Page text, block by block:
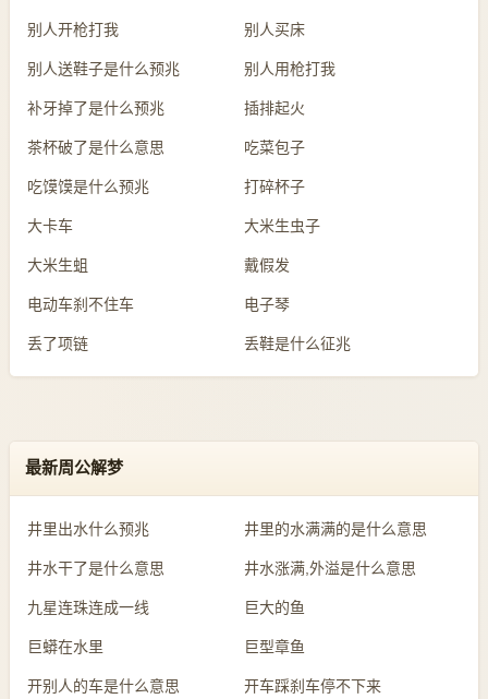
别人开枪打我 别人买床
别人送鞋子是什么预兆 别人用枪打我
补牙掉了是什么预兆 插排起火
茶杯破了是什么意思 吃菜包子
吃馍馍是什么预兆 打碎杯子
大卡车 大米生虫子
大米生蛆 戴假发
电动车刹不住车 电子琴
丢了项链 丢鞋是什么征兆
最新周公解梦
井里出水什么预兆 井里的水满满的是什么意思
井水干了是什么意思 井水涨满,外溢是什么意思
九星连珠连成一线 巨大的鱼
巨蟒在水里 巨型章鱼
开别人的车是什么意思 开车踩刹车停不下来